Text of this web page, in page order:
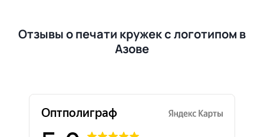
Отзывы о печати кружек с логотипом в
Азове